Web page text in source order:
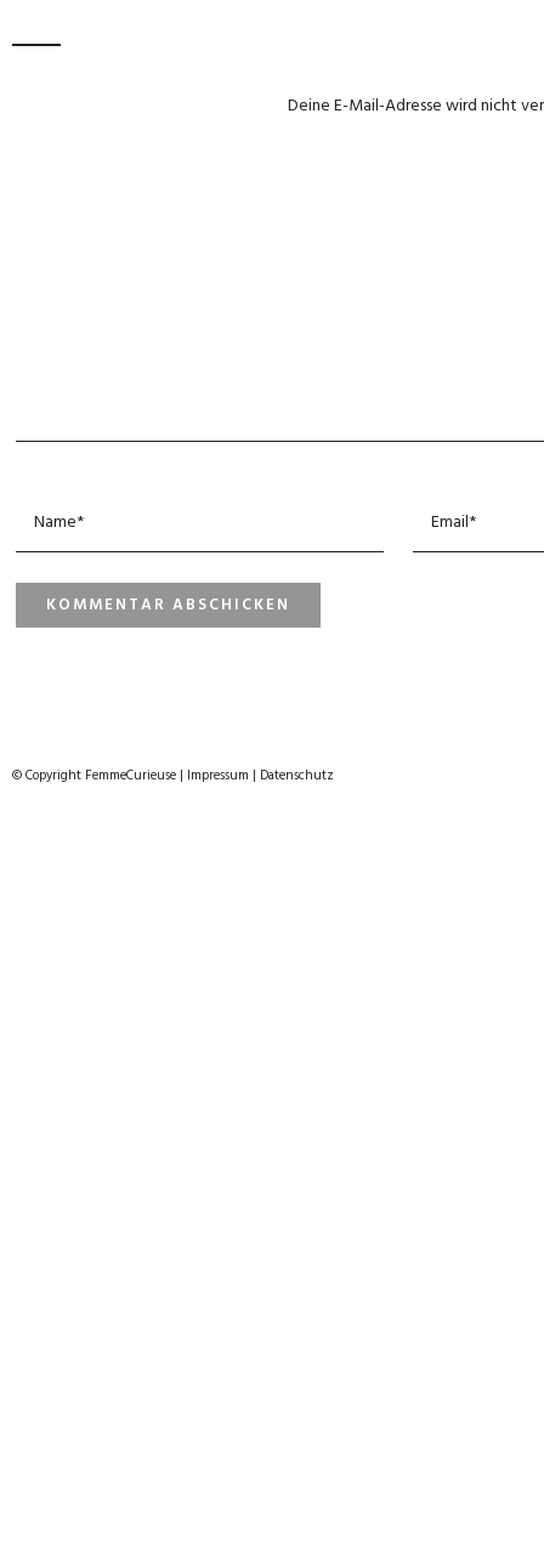
Deine E-Mail-Adresse wird nicht
© Copyright FemmeCurieuse | Impressum | Datenschutz